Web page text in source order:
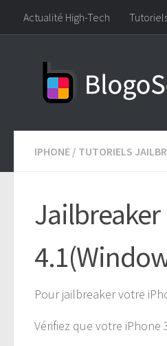
Skip to content
Actualité High-Tech
IPHONE / TUTORIELS
Jailbreaker
Pour jailbreaker votre
Vérifiez que votre iPhone